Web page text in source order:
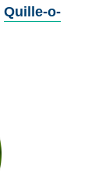
Quille-o-